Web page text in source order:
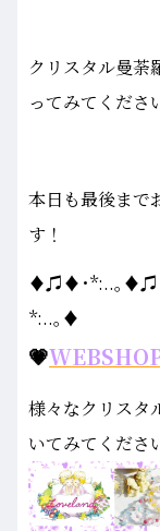
クリスタル曼荼
ってみてくださ
本日も最後まで
す！
♦♫♦･*:..｡
*:..｡♦
💗
様々なクリスタ
いてみてくださ